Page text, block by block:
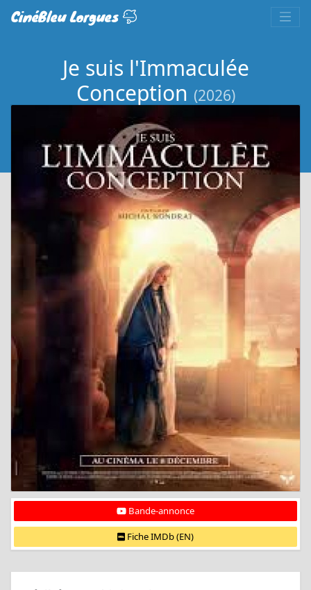
CinéBleu Lorgues
Je suis l'Immaculée
Conception (2026)
Bande-annonce
Fiche IMDb (EN)